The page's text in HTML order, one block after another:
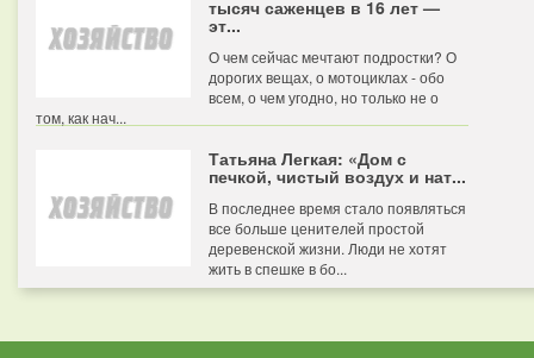
тысяч саженцев в 16 лет —
эт...
О чем сейчас мечтают подростки? О
дорогих вещах, о мотоциклах - обо
всем, о чем угодно, но только не о
том, как нач...
Татьяна Легкая: «Дом с
печкой, чистый воздух и нат...
В последнее время стало появляться
все больше ценителей простой
деревенской жизни. Люди не хотят
жить в спешке в бо...